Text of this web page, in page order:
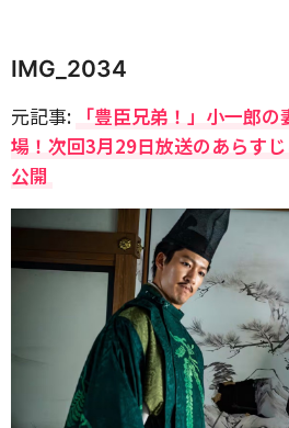
IMG_2034
元記事: 「豊臣兄弟！」小一郎
場！次回3月29日放送のあらす
公開